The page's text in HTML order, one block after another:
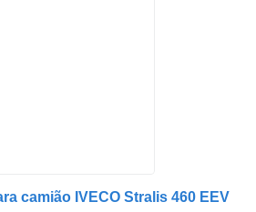
camião IVECO Stralis 460 EEV